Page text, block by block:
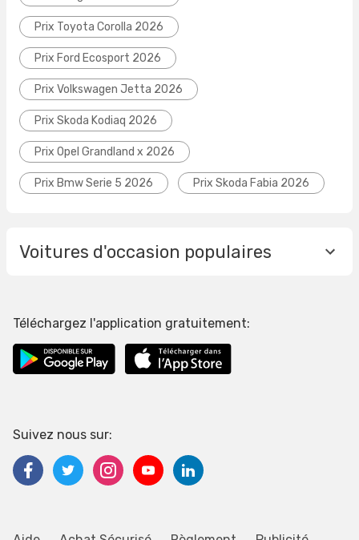
Prix Toyota Corolla 2026
Prix Ford Ecosport 2026
Prix Volkswagen Jetta 2026
Prix Skoda Kodiaq 2026
Prix Opel Grandland x 2026
Prix Bmw Serie 5 2026 Prix Skoda Fabia 2026
Voitures d'occasion populaires
Téléchargez l'application gratuitement:
Suivez nous sur: